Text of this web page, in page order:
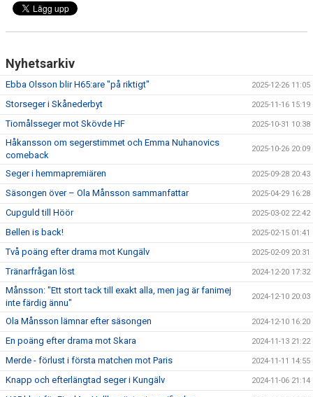
SPELSCHEMA
MATCHPROGRAM
KONTAKT
Nyhetsarkiv
Ebba Olsson blir H65:are "på riktigt" 2025-12-26 11:05
Storseger i Skånederbyt 2025-11-16 15:19
Tiomålsseger mot Skövde HF 2025-10-31 10:38
Håkansson om segerstimmet och Emma Nuhanovics
comeback
2025-10-26 20:09
Seger i hemmapremiären 2025-09-28 20:43
Säsongen över – Ola Månsson sammanfattar 2025-04-29 16:28
Cupguld till Höör 2025-03-02 22:42
Bellen is back! 2025-02-15 01:41
Två poäng efter drama mot Kungälv 2025-02-09 20:31
Tränarfrågan löst 2024-12-20 17:32
Månsson: "Ett stort tack till exakt alla, men jag är fanimej
inte färdig ännu"
2024-12-10 20:03
Ola Månsson lämnar efter säsongen 2024-12-10 16:20
En poäng efter drama mot Skara 2024-11-13 21:22
Merde - förlust i första matchen mot Paris 2024-11-11 14:55
Knapp och efterlängtad seger i Kungälv 2024-11-06 21:14